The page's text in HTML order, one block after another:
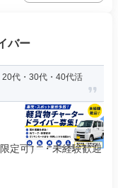
バー
代・30代・40代活
定可） ・未経験歓迎